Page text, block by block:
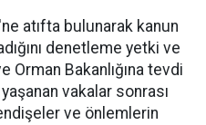
atıfta bulunarak kanun
denetleme yetki ve
Orman Bakanlığına tevdi
vakalar sonrası
ve önlemlerin